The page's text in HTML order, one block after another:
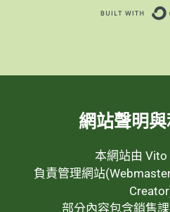
網站聲明
本網站由 Vito
負責管理網站
部分內容包含銷售